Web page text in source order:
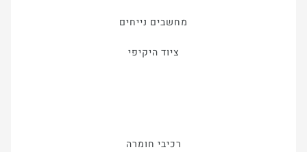
מחשבים נייחים
ציוד היקיפי
רכיבי חומרה